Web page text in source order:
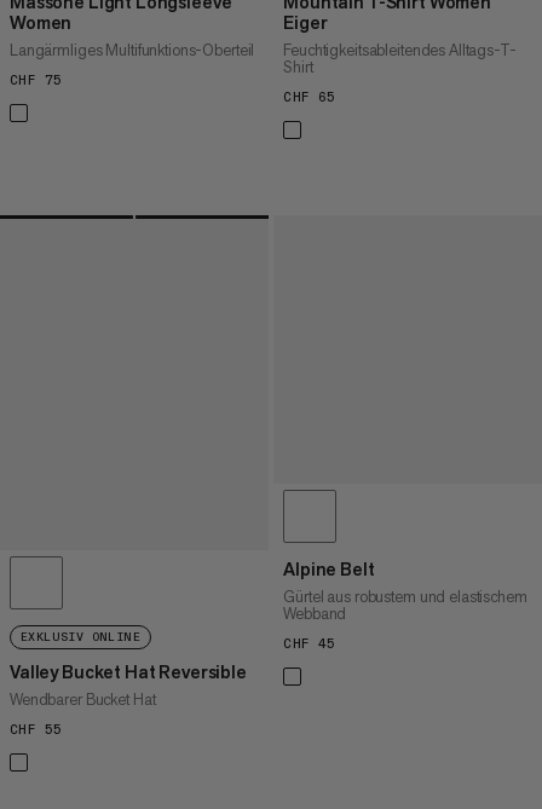
Women
Langärmliges Multifunktions-Oberteil
CHF 75
Eiger
Feuchtigkeitsableitendes Alltags-T-
Shirt
CHF 65
EXKLUSIV ONLINE
Valley Bucket Hat Reversible
Wendbarer Bucket Hat
CHF 55
Alpine Belt
Gürtel aus robustem und elastischem
Webband
CHF 45